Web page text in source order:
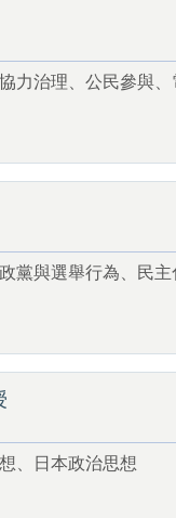
力治理、公民參與
黨與選舉行為、民
、日本政治思想